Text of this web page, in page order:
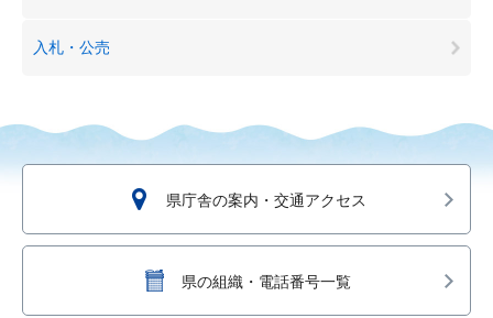
入札・公売
県庁舎の案内・交通アクセス
県の組織・電話番号一覧